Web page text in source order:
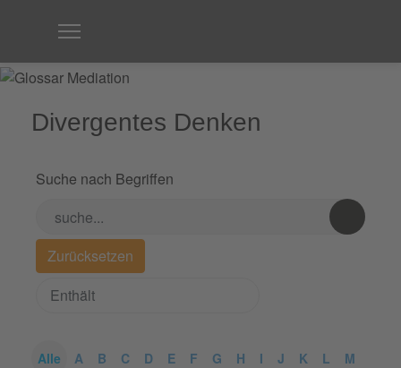
Divergentes Denken
Suche nach Begriffen
Alle A B C D E F G H I J K L
M